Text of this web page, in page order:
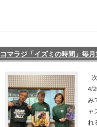
コマラジ「イズミの時間」毎
4/
み
ャ
れ